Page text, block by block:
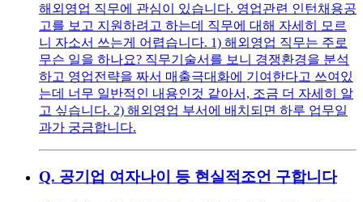
해외영업 직무에 관심이 있습니다. 영업관련 인턴채용공
고를 보고 지원하려고 하는데 직무에 대해 자세히 모르
니 자소서 쓰는게 어렵습니다. 1) 해외영업 직무는 주로
무슨 일을 하나요? 직무기술서를 보니 경쟁환경을 분석
하고 영업전략을 짜서 매출극대화에 기여한다고 쓰여있
는데 너무 일반적인 내용인것 같아서, 조금 더 자세히 알
고 싶습니다. 2) 해외영업 부서에 배치되면 하루 업무일
과가 궁금합니다.
Q. 공기업 여자나이 등 현실적조언 구합니다